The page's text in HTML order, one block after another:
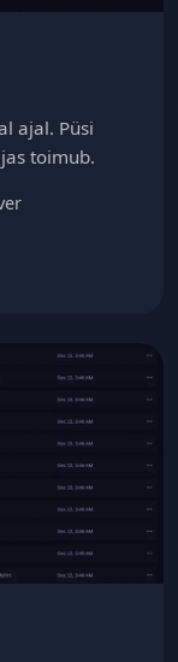
ajal. Püsi
toimub.